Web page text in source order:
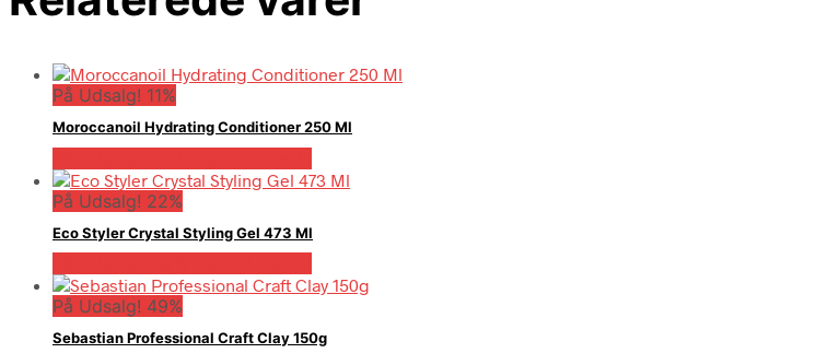
På Udsalg! 11%
Moroccanoil Hydrating Conditioner 250 Ml
På Udsalg! 22%
Eco Styler Crystal Styling Gel 473 Ml
På Udsalg! 49%
Sebastian Professional Craft Clay 150g